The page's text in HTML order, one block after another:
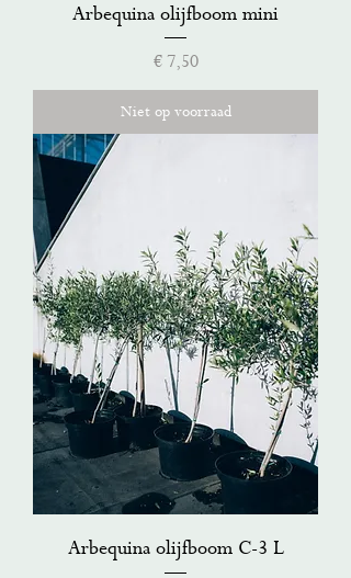
Arbequina olijfboom mini
Prijs
€ 7,50
Niet op voorraad
Arbequina olijfboom C-3 L